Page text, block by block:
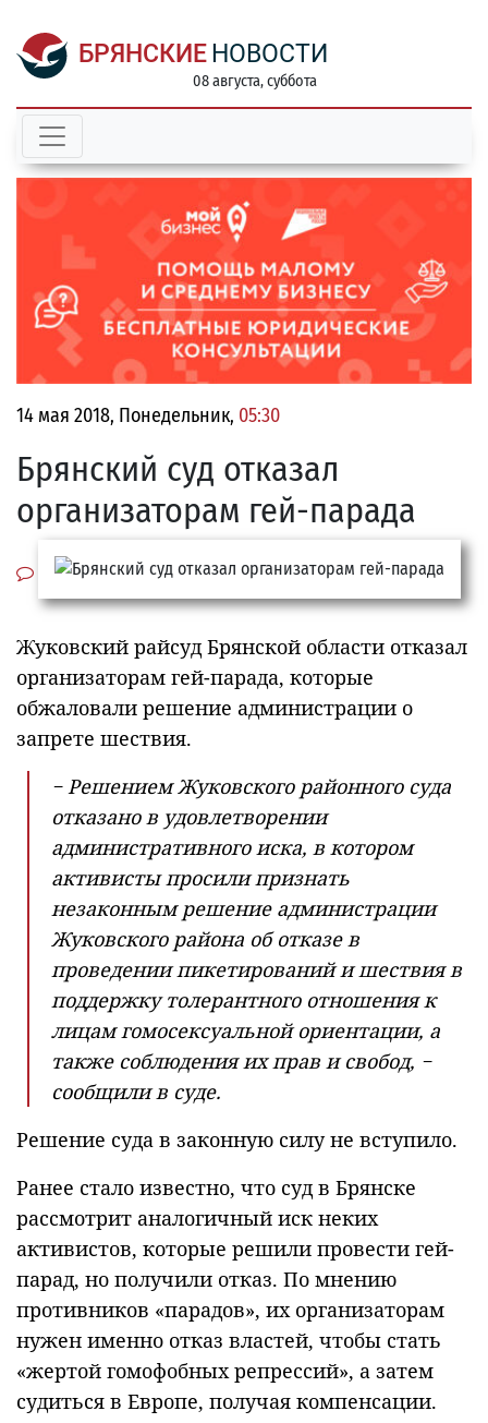
БРЯНСКИЕ НОВОСТИ
08 августа, суббота
14 мая 2018, Понедельник, 05:30
Брянский суд отказал
организаторам гей-парада
Жуковский райсуд Брянской области отказал
организаторам гей-парада, которые
обжаловали решение администрации о
запрете шествия.
− Решением Жуковского районного суда
отказано в удовлетворении
административного иска, в котором
активисты просили признать
незаконным решение администрации
Жуковского района об отказе в
проведении пикетирований и шествия в
поддержку толерантного отношения к
лицам гомосексуальной ориентации, а
также соблюдения их прав и свобод, −
сообщили в суде.
Решение суда в законную силу не вступило.
Ранее стало известно, что суд в Брянске
рассмотрит аналогичный иск неких
активистов, которые решили провести гей-
парад, но получили отказ. По мнению
противников «парадов», их организаторам
нужен именно отказ властей, чтобы стать
«жертой гомофобных репрессий», а затем
судиться в Европе, получая компенсации.